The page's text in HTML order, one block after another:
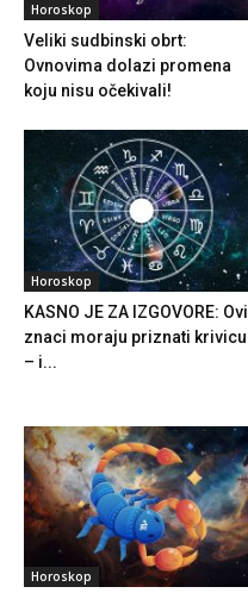
Horoskop
Veliki sudbinski obrt:
Ovnovima dolazi promena
koju nisu očekivali!
Horoskop
KASNO JE ZA IZGOVORE: Ovi
znaci moraju priznati krivicu
– i...
Horoskop